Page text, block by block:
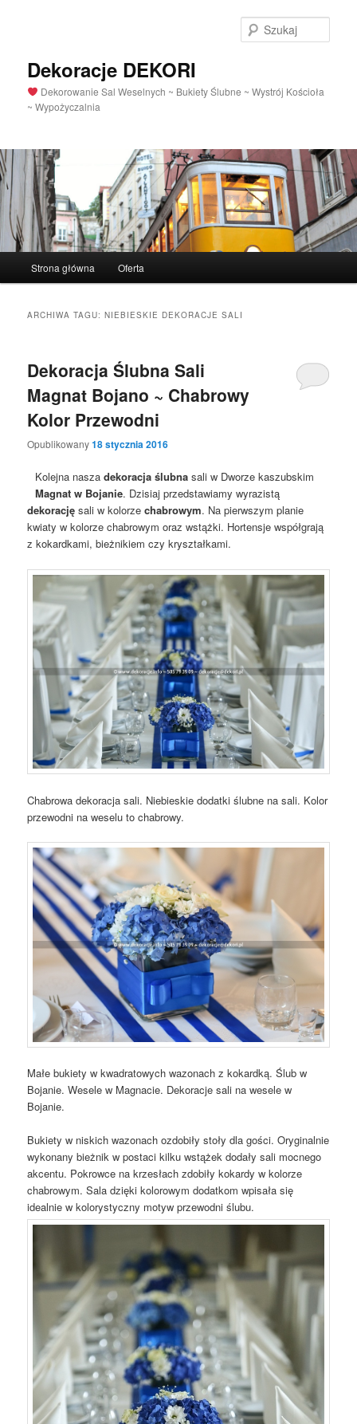
Dekoracje DEKORI
Dekorowanie Sal Weselnych ~ Bukiety Ślubne ~ Wystrój Kościoła
~ Wypożyczalnia
główne
Przeskocz
Przeskocz
Strona główna Oferta
ARCHIWA TAGU:NIEBIESKIE DEKORACJE SALI
Dekoracja Ślubna Sali
Magnat Bojano ~ Chabrowy
Kolor Przewodni
Opublikowany18 stycznia 2016
Kolejna naszadekoracja ślubna sali w Dworze kaszubskim
Magnat w Bojanie. Dzisiaj przedstawiamy wyrazistą
dekorację sali w kolorzechabrowym. Na pierwszym planie
kwiaty w kolorze chabrowym oraz wstążki. Hortensje współgrają
z kokardkami, bieżnikiem czy kryształkami.
Chabrowa dekoracja sali. Niebieskie dodatki ślubne na sali. Kolor
przewodni na weselu to chabrowy.
Małe bukiety w kwadratowych wazonach z kokardką. Ślub w
Bojanie. Wesele w Magnacie. Dekoracje sali na wesele w
Bojanie.
Bukiety w niskich wazonach ozdobiły stoły dla gości. Oryginalnie
wykonany bieżnik w postaci kilku wstążek dodały sali mocnego
akcentu. Pokrowce na krzesłach zdobiły kokardy w kolorze
chabrowym. Sala dzięki kolorowym dodatkom wpisała się
idealnie w kolorystyczny motyw przewodni ślubu.